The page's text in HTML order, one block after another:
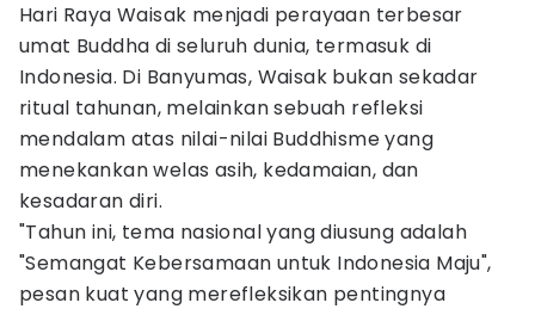
Hari Raya Waisak menjadi perayaan terbesar
umat Buddha di seluruh dunia, termasuk di
Indonesia. Di Banyumas, Waisak bukan sekadar
ritual tahunan, melainkan sebuah refleksi
mendalam atas nilai-nilai Buddhisme yang
menekankan welas asih, kedamaian, dan
kesadaran diri.
"Tahun ini, tema nasional yang diusung adalah
"Semangat Kebersamaan untuk Indonesia Maju",
pesan kuat yang merefleksikan pentingnya